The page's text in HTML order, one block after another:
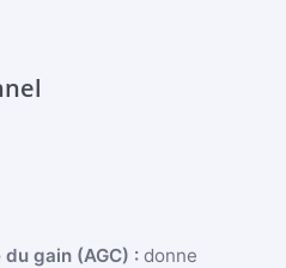
gain (AGC) : donne